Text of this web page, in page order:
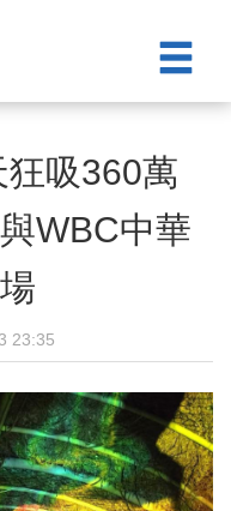
吸360萬
WBC中華
23:35